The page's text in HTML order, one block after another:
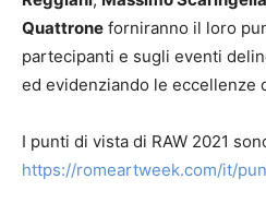
Quattrone forniranno il loro
partecipanti e sugli eventi
ed evidenziando le eccellenze
I punti di vista di RAW 2021
https://romeartweek.com/it/